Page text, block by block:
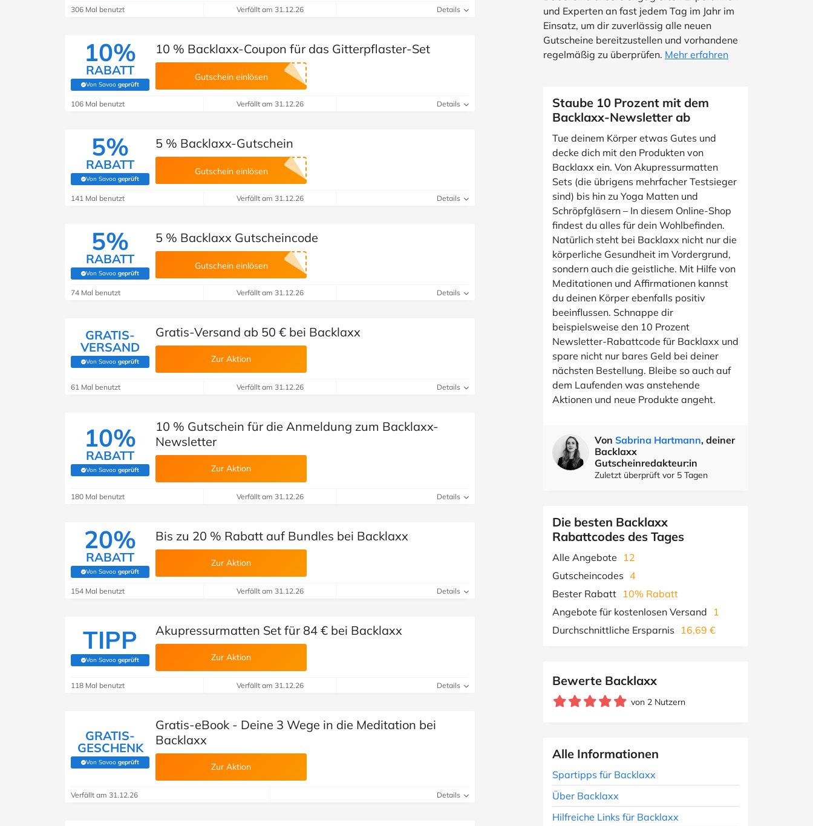
306 Mal benutzt Verfällt am 31.12.26 Details
10%
RABATT
Von Savoo geprüft
(Von Savoo geprüft)
10 % Backlaxx-Coupon für das Gitterpflaster-Set
Gutschein einlösen
106 Mal benutzt Verfällt am 31.12.26 Details
5%
RABATT
Von Savoo geprüft
(Von Savoo geprüft)
5 % Backlaxx-Gutschein
Gutschein einlösen
141 Mal benutzt Verfällt am 31.12.26 Details
5%
RABATT
Von Savoo geprüft
(Von Savoo geprüft)
5 % Backlaxx Gutscheincode
Gutschein einlösen
74 Mal benutzt Verfällt am 31.12.26 Details
GRATIS-
VERSAND
Von Savoo geprüft
(Von Savoo geprüft)
Gratis-Versand ab 50 € bei Backlaxx
Zur Aktion
61 Mal benutzt Verfällt am 31.12.26 Details
10%
RABATT
Von Savoo geprüft
(Von Savoo geprüft)
10 % Gutschein für die Anmeldung zum Backlaxx-
Newsletter
Zur Aktion
180 Mal benutzt Verfällt am 31.12.26 Details
20%
RABATT
Von Savoo geprüft
(Von Savoo geprüft)
Bis zu 20 % Rabatt auf Bundles bei Backlaxx
Zur Aktion
154 Mal benutzt Verfällt am 31.12.26 Details
TIPP
Von Savoo geprüft
(Von Savoo geprüft)
Akupressurmatten Set für 84 € bei Backlaxx
Zur Aktion
118 Mal benutzt Verfällt am 31.12.26 Details
GRATIS-
GESCHENK
Von Savoo geprüft
(Von Savoo geprüft)
Gratis-eBook - Deine 3 Wege in die Meditation bei
Backlaxx
Zur Aktion
Verfällt am 31.12.26 Details
und Experten an fast jedem Tag im Jahr im
Einsatz, um dir zuverlässig alle neuen
Gutscheine bereitzustellen und vorhandene
regelmäßig zu überprüfen. Mehr erfahren
Staube 10 Prozent mit dem
Backlaxx-Newsletter ab
Tue deinem Körper etwas Gutes und
decke dich mit den Produkten von
Backlaxx ein. Von Akupressurmatten
Sets (die übrigens mehrfacher Testsieger
sind) bis hin zu Yoga Matten und
Schröpfgläsern – In diesem Online-Shop
findest du alles für dein Wohlbefinden.
Natürlich steht bei Backlaxx nicht nur die
körperliche Gesundheit im Vordergrund,
sondern auch die geistliche. Mit Hilfe von
Meditationen und Affirmationen kannst
du deinen Körper ebenfalls positiv
beeinflussen. Schnappe dir
beispielsweise den 10 Prozent
Newsletter-Rabattcode für Backlaxx und
spare nicht nur bares Geld bei deiner
nächsten Bestellung. Bleibe so auch auf
dem Laufenden was anstehende
Aktionen und neue Produkte angeht.
Von Sabrina Hartmann, deiner
Backlaxx
Gutscheinredakteur:in
Zuletzt überprüft vor 5 Tagen
Die besten Backlaxx
Rabattcodes des Tages
Alle Angebote
12
Gutscheincodes 4
Bester Rabatt 10% Rabatt
Angebote für kostenlosen Versand
1
Durchschnittliche Ersparnis
16,69 €
Bewerte Backlaxx
von 2 Nutzern
Alle Informationen
Spartipps für Backlaxx
Über Backlaxx
Hilfreiche Links für Backlaxx